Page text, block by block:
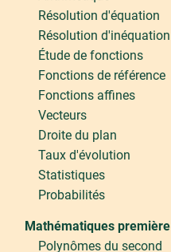
Résolution d'équation
Résolution d'inéquation
Étude de fonctions
Fonctions de référence
Fonctions affines
Vecteurs
Droite du plan
Taux d'évolution
Statistiques
Probabilités
Mathématiques première
Polynômes du second